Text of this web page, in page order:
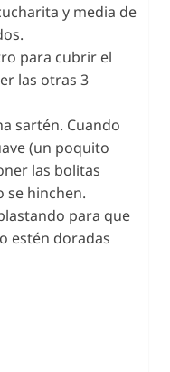
y media de
para cubrir el
las otras 3
sartén. Cuando
(un poquito
las bolitas
se hinchen.
para que
estén doradas